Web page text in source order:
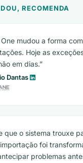
RECOMENDA
mudou a forma
Hoje as
em dias.
Dantas
que o sistema trouxe
foi
problemas